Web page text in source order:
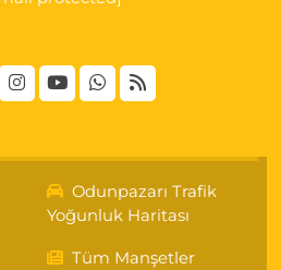
Odunpazarı Trafik
Yoğunluk Haritası
Tüm Manşetler